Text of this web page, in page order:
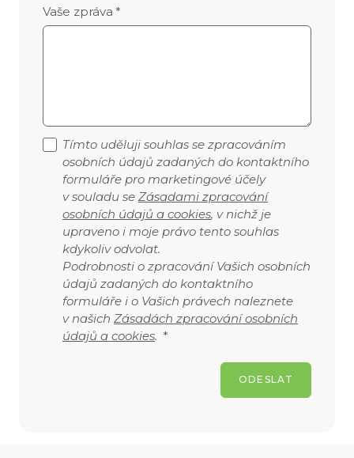
Vaše zpráva *
Tímto uděluji souhlas se zpracováním
osobních údajů zadaných do kontaktního
formuláře pro marketingové účely
v souladu se Zásadami zpracování
osobních údajů a cookies, v nichž je
upraveno i moje právo tento souhlas
kdykoliv odvolat.
Podrobnosti o zpracování Vašich osobních
údajů zadaných do kontaktního
formuláře i o Vašich právech naleznete
v našich Zásadách zpracování osobních
údajů a cookies. *
ODESLAT